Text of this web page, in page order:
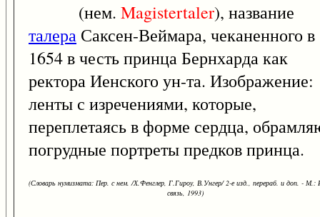
(нем. Magistertaler), название
талера Саксен-Веймара, чеканенного в
1654 в честь принца Бернхарда как
ректора Иенского ун-та. Изображение:
ленты с изречениями, которые,
переплетаясь в форме сердца,
погрудные портреты предков принца.
(Словарь нумизмата: Пер. с нем. /Х.Фенглер, Г.Гироу, В.Унгер/ 2-е изд., перераб. и доп. - М.:
связь, 1993)